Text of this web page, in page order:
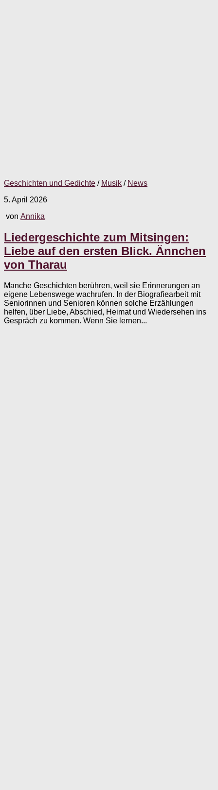
Geschichten und Gedichte / Musik / News
5. April 2026
von Annika
Liedergeschichte zum Mitsingen:
Liebe auf den ersten Blick. Ännchen
von Tharau
Manche Geschichten berühren, weil sie Erinnerungen an
eigene Lebenswege wachrufen. In der Biografiearbeit mit
Seniorinnen und Senioren können solche Erzählungen
helfen, über Liebe, Abschied, Heimat und Wiedersehen ins
Gespräch zu kommen. Wenn Sie lernen...